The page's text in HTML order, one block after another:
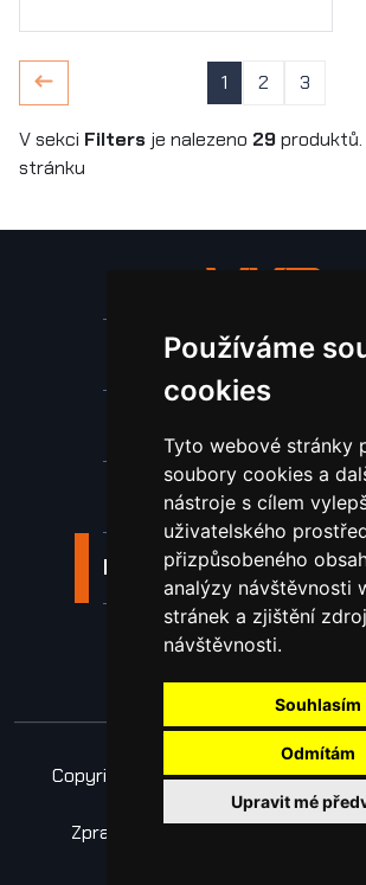
Používáme
cookies
Tyto webové stránky
soubory cookies a
nástroje s cílem
uživatelského
přizpůsobeného
analýzy návštěvnosti
stránek a zjištění
návštěvnosti.
Souhlasím
Odmítám
Upravit mé
1 2 3
V sekci Filters je nalezeno 29produktů.
stránku
Stroje a zařízení
Spotřební materiál a
Náhradní díly pro vodní
Laserové svařování
Copyright © 2026 Všechna práva
Zpracování osobních údajů